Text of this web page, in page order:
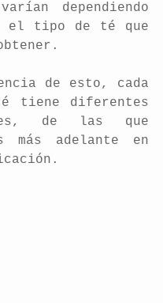
dependiendo
el tipo de té que
de esto, cada
tiene diferentes
de las que
más adelante en